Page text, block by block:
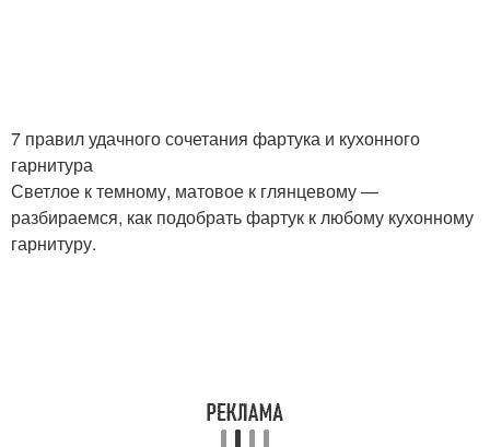
7 правил удачного сочетания фартука и кухонного
гарнитура
Светлое к темному, матовое к глянцевому —
разбираемся, как подобрать фартук к любому кухонному
гарнитуру.